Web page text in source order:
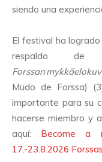
siendo una
El festival ha
respaldo
Forssanmykkä
Mudo de Forssa)
importante para su
hacerse miembro y
aquí: Become a
17.-23.8.2026